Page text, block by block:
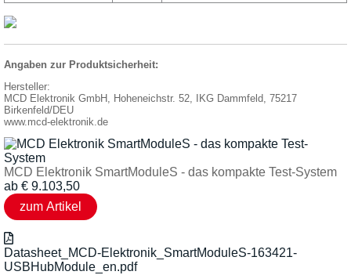
Angaben zur Produktsicherheit:
Hersteller:
MCD Elektronik GmbH, Hoheneichstr. 52, IKG Dammfeld, 75217
Birkenfeld/DEU
www.mcd-elektronik.de
MCD Elektronik SmartModuleS - das kompakte Test-System
ab € 9.103,50
Datasheet_MCD-Elektronik_SmartModuleS-163421-
USBHubModule_en.pdf